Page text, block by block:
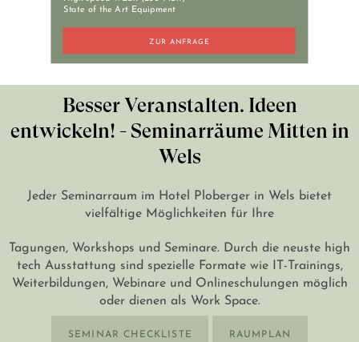
RESERVIERUNG@HOTEL-PLOBERGER.AT
State of the Art Equipment
ZUR ANFRAGE
Besser Veranstalten. Ideen
entwickeln! - Seminarräume Mitten in
Wels
Jeder Seminarraum im Hotel Ploberger in Wels bietet
vielfältige Möglichkeiten für Ihre
Tagungen, Workshops und Seminare. Durch die neuste high
tech Ausstattung sind spezielle Formate wie IT-Trainings,
Weiterbildungen, Webinare und Onlineschulungen möglich
oder dienen als Work Space.
SEMINAR CHECKLISTE RAUMPLAN